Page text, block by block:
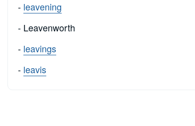
- leavening
- Leavenworth
- leavings
- leavis